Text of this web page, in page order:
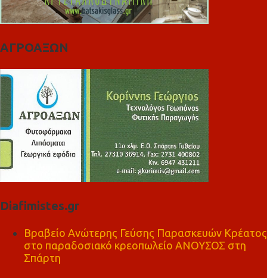
ΑΓΡΟΑΞΩΝ
Diafimistes.gr
Βραβείο Ανώτερης Γεύσης Παρασκευών Κρέατος
στο παραδοσιακό κρεοπωλείο ΑΝΟΥΣΟΣ στη
Σπάρτη